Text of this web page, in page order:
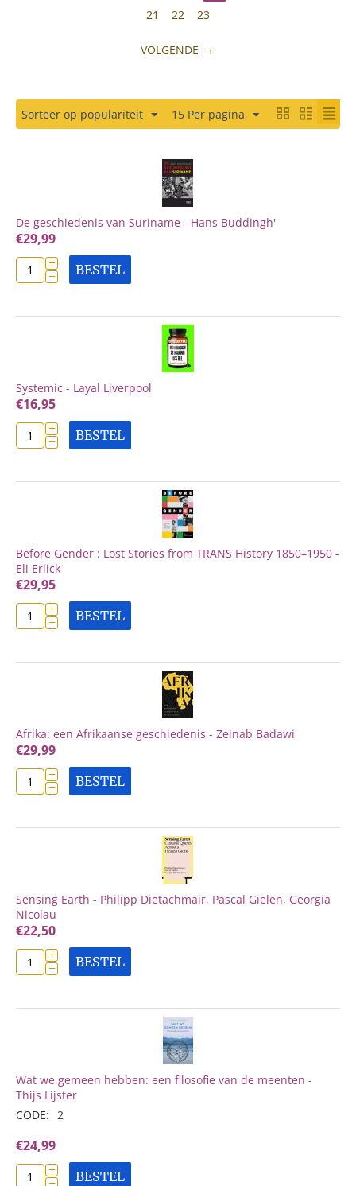
21
22 23
VOLGENDE
Sorteer op populariteit 15 Per pagina
De geschiedenis van Suriname - Hans Buddingh'
€29,99
+
− BESTEL
Systemic - Layal Liverpool
€16,95
+
− BESTEL
Before Gender : Lost Stories from TRANS History 1850–1950 -
Eli Erlick
€29,95
+
− BESTEL
Afrika: een Afrikaanse geschiedenis - Zeinab Badawi
€29,99
+
− BESTEL
Sensing Earth - Philipp Dietachmair, Pascal Gielen, Georgia
Nicolau
€22,50
+
− BESTEL
Wat we gemeen hebben: een filosofie van de meenten -
Thijs Lijster
CODE: 2
€24,99
+
− BESTEL